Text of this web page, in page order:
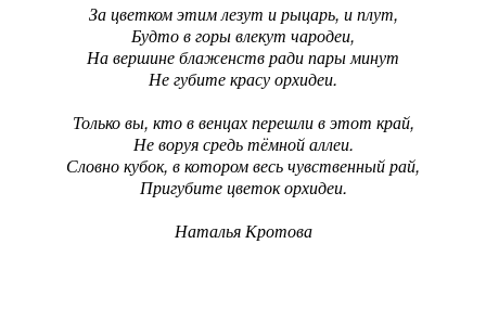
За цветком этим лезут и рыцарь, и плут,
Будто в горы влекут чародеи,
На вершине блаженств ради пары минут
Не губите красу орхидеи.
Только вы, кто в венцах перешли в этот край,
Не воруя средь тёмной аллеи.
Словно кубок, в котором весь чувственный рай,
Пригубите цветок орхидеи.
Наталья Кротова